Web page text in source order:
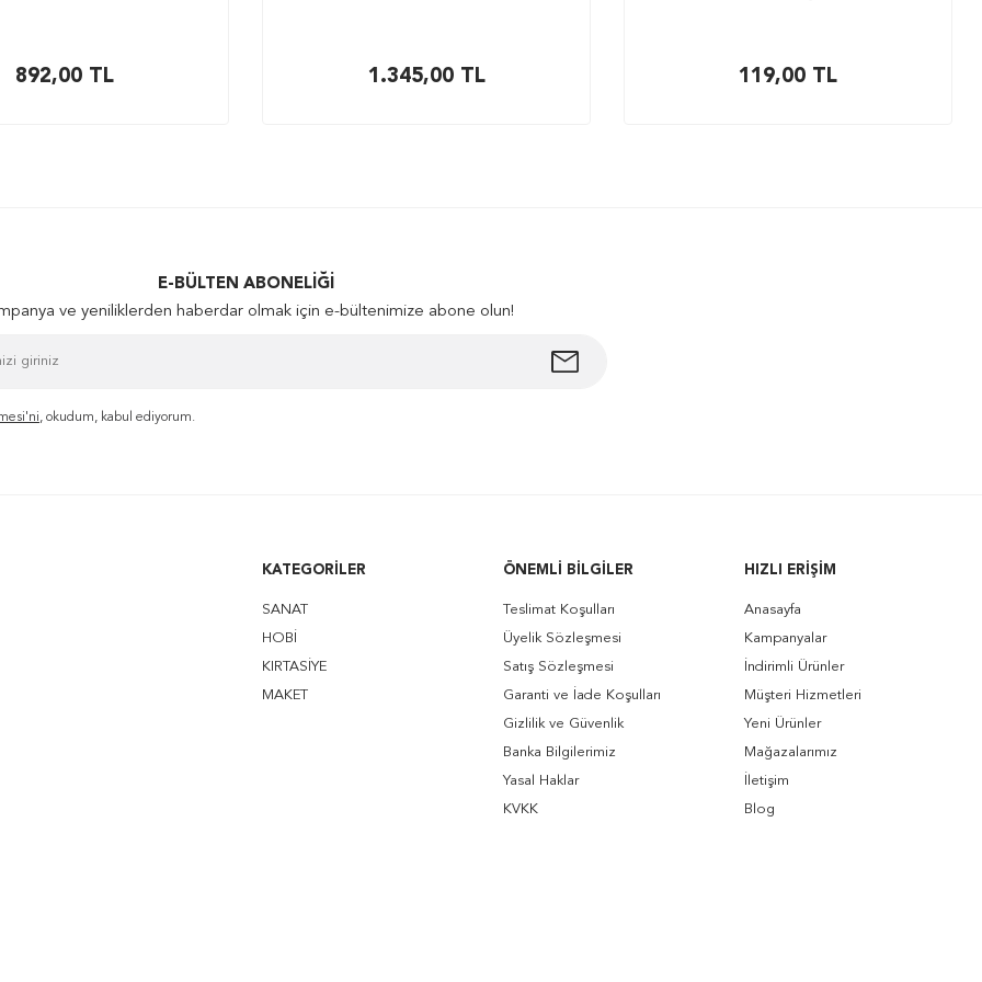
892,00 TL 1.345,00TL 119,00 TL
E-BÜLTEN ABONELIĞI
ve yeniliklerden haberdar olmak için e-bültenimize abone olun!
, okudum, kabul ediyorum.
KATEGORILER
SANAT
HOBİ
KIRTASİYE
MAKET
ÖNEMLI BILGILER
Teslimat Koşulları
Üyelik Sözleşmesi
Satış Sözleşmesi
Garanti ve İade Koşulları
Gizlilik ve Güvenlik
Banka Bilgilerimiz
Yasal Haklar
KVKK
HIZLI ERIŞIM
Anasayfa
Kampanyalar
İndirimli Ürünler
Müşteri Hizmetleri
Yeni Ürünler
Mağazalarımız
İletişim
Blog